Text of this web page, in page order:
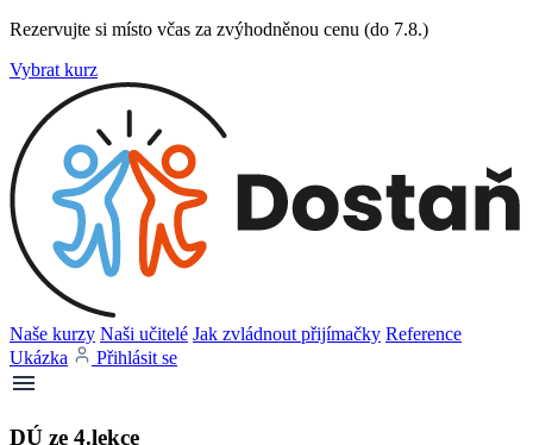
Rezervujte si místo včas za zvýhodněnou cenu (do 7.8.)
Vybrat kurz
Naše kurzy Naši učitelé Jak zvládnout přijímačky Reference
Ukázka
Přihlásit se
DÚ ze 4.lekce